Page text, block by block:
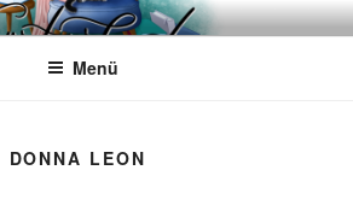
Menü
DONNA LEON